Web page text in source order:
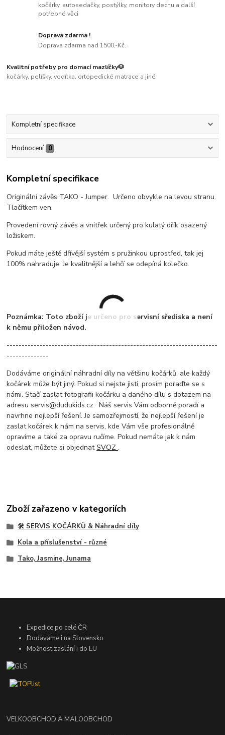
kočárky, autosedačky, postýlky, monitory dechu a další
potřebné věci
Doprava zdarma !
Doprava zdarma nad 1500,-Kč.
Kvalitní potřeby pro domací mazlíčky🐶
kočárky, pelíšky, vodítka, ortopedické matrace a jiné
Kompletní specifikace
Hodnocení 0
Kompletní specifikace
Originální závěs TAKO - Jumper. Určeno obvykle na levou stranu.
Tlačítkem ven.
Provedení rovný závěs a vnitřek určený pro kulatý dřík osazený
ložiskem.
Pokud máte ještě dřívější systém s pružinkou uprostřed, tak jej
100% nahraduje. Je kvalitnější a lehčí se odepíná kolečko.
Poznámka: Toto zboží je určeno pro servisní sřediska a není
k němu přiložen návod.
----------------------------------------------------------------------
--------------
Dodáváme originální náhradní díly na většinu kočárků, ale každý
kočárek může být jiný. Pokud si nejste jisti, prosím poraďte se s
námi. Stačí zaslat fotografii kočárku a daného dílu s dotazem na
adresu servis@dudukids.cz. Náš servis Vám odborně poradí a
navrhne nejlepší řešení. Je samozřejmostí, že nejlepší řešení je
zaslat kočárek k nám na servis, kde Vám vše profesionálně
opravíme a také za opravu ručíme. Pokud nemáte jak k nám
odeslat, můžete si objednatSVOZ.
Zboží zařazeno v kategoriích
🛠️ SERVIS KOČÁRKŮ & Náhradní díly
Kola a příslušenství - různé
Tako, Jasmine, Junama
Expedice po celé ČR
Dodáváme i na Slovensko
Možnost zaslání i do EU
VELKOOBCHOD A MALOOBCHOD